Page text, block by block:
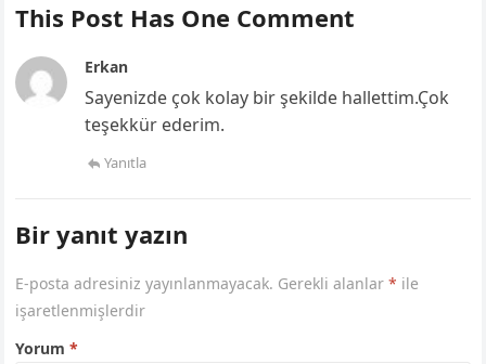
This Post Has One Comment
Erkan
Sayenizde çok kolay bir şekilde hallettim.Çok
teşekkür ederim.
Yanıtla
Bir yanıt yazın
E-posta adresiniz yayınlanmayacak. Gerekli alanlar* ile
işaretlenmişlerdir
Yorum*